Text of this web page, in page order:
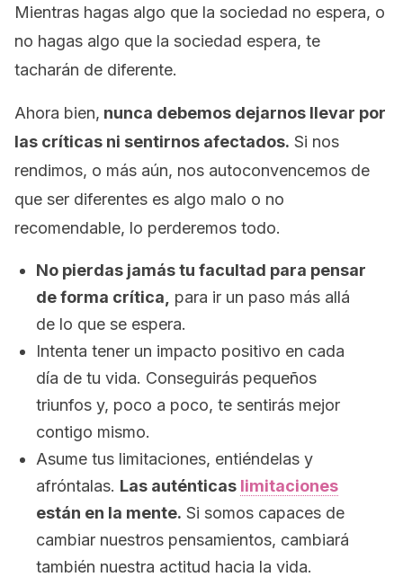
Mientras hagas algo que la sociedad no espera, o
no hagas algo que la sociedad espera, te
tacharán de diferente.
Ahora bien, nunca debemos dejarnos llevar por
las críticas ni sentirnos afectados. Si nos
rendimos, o más aún, nos autoconvencemos de
que ser diferentes es algo malo o no
recomendable, lo perderemos todo.
No pierdas jamás tu facultad para pensar
de forma crítica,
para ir un paso más allá
de lo que se espera.
Intenta tener un impacto positivo en cada
día de tu vida. Conseguirás pequeños
triunfos y, poco a poco, te sentirás mejor
contigo mismo.
Asume tus limitaciones, entiéndelas y
afróntalas. Las auténticas limitaciones
están en la mente. Si somos capaces de
cambiar nuestros pensamientos, cambiará
también nuestra actitud hacia la vida.